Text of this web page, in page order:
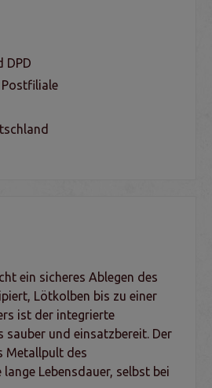
DPD
Postfiliale
ein sicheres Ablegen des
Lötkolben bis zu einer
ist der integrierte
und einsatzbereit. Der
Metallpult des
Lebensdauer, selbst bei